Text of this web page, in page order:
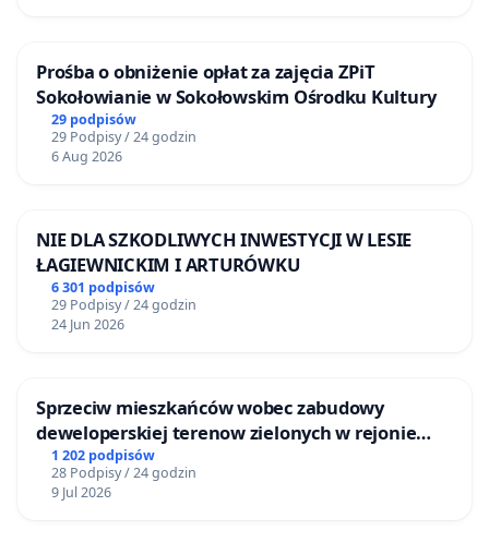
Prośba o obniżenie opłat za zajęcia ZPiT
Sokołowianie w Sokołowskim Ośrodku Kultury
29 podpisów
29 Podpisy / 24 godzin
6 Aug 2026
NIE DLA SZKODLIWYCH INWESTYCJI W LESIE
ŁAGIEWNICKIM I ARTURÓWKU
6 301 podpisów
29 Podpisy / 24 godzin
24 Jun 2026
Sprzeciw mieszkańców wobec zabudowy
deweloperskiej terenow zielonych w rejonie
Bulwarów Straceńskich w Bielsku-Białej
1 202 podpisów
28 Podpisy / 24 godzin
9 Jul 2026